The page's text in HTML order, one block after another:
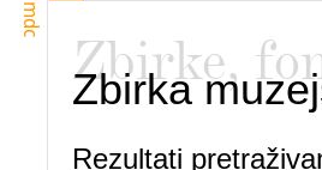
mdc
Zbirke,
Zbirka
Rezultati